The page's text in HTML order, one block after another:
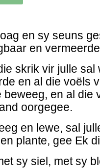
en sy seuns
en
skrik vir julle sal
en al die voëls
beweeg, en al die
oorgegee.
en lewe, sal
plante, gee Ek
sy siel, met sy